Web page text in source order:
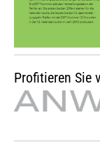
Profitieren Sie